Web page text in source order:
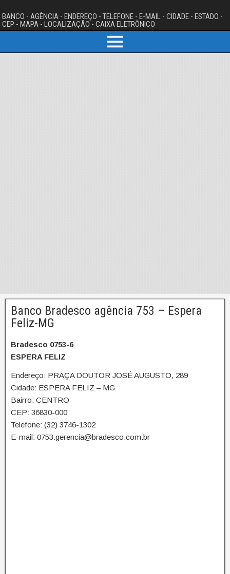
BANCO - AGÊNCIA - ENDEREÇO - TELEFONE - E-MAIL - CIDADE - ESTADO -
CEP - MAPA - LOCALIZAÇÃO - CAIXA ELETRÔNICO
Banco Bradesco agência 753 – Espera
Feliz-MG
Bradesco 0753-6
ESPERA FELIZ
Endereço: PRAÇA DOUTOR JOSÉ AUGUSTO, 289
Cidade: ESPERA FELIZ – MG
Bairro: CENTRO
CEP: 36830-000
Telefone: (32) 3746-1302
E-mail: 0753.gerencia@bradesco.com.br